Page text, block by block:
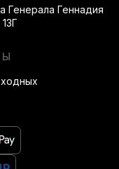
Генерала Геннадия